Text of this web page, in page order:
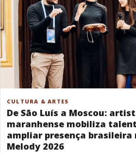
CULTURA & ARTES
De São Luís a Moscou:
maranhense mobiliza
ampliar presença brasileira
Melody 2026